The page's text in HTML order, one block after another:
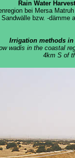
Rain Water
bei Mersa
bzw. -
Irrigation methods in
wadis in the coastal
4km S of